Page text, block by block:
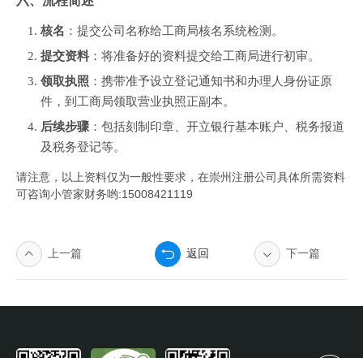
核名 ：提交公司名称给工商局核名系统检测。
提交资料 ：将准备好的资料提交给工商局进行初审。
领取执照 ：携带准予设立登记通知书和办理人身份证原
件，到工商局领取营业执照正副本。
后续步骤 ：包括刻制印章、开立银行基本账户、税务报道
及税务登记等。
请注意，以上资料仅为一般性要求，在崇州注册公司具体所需资料
可咨询小管家财务哟:15008421119
上一篇 返回 下一篇